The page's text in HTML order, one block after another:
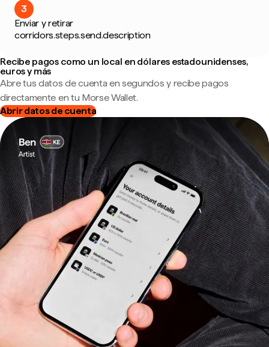
3
Enviar y retirar
corridors.steps.send.description
Recibe pagos como un local en dólares estadounidenses,
euros y más
Abre tus datos de cuenta en segundos y recibe pagos
directamente en tu Morse Wallet.
Abrir datos de cuenta